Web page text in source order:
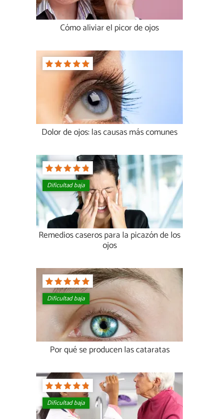
Cómo aliviar el picor de ojos
Dolor de ojos: las causas más comunes
Dificultad baja
Remedios caseros para la picazón de los
ojos
Dificultad baja
Por qué se producen las cataratas
Dificultad baja